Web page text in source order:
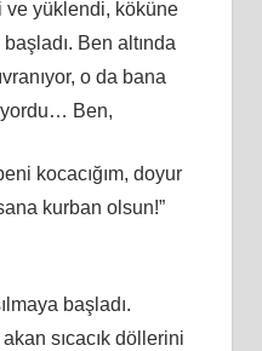
ve yüklendi, köküne
Ben altında
o da bana
Ben,
kocacığım, doyur
kurban olsun!”
başladı.
sıcacık döllerini